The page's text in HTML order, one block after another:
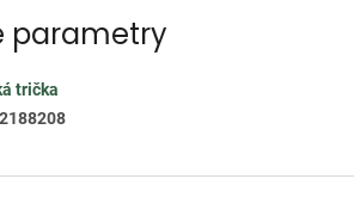
parametry
trička